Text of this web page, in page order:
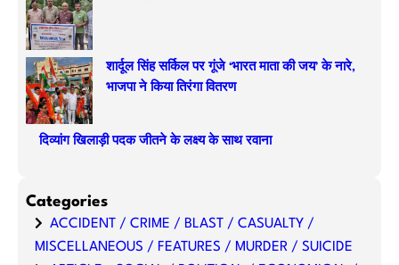
शार्दूल सिंह सर्किल पर गूंजे ‘भारत माता की जय’ के नारे,
भाजपा ने किया तिरंगा वितरण
दिव्यांग खिलाड़ी पदक जीतने के लक्ष्य के साथ रवाना
Categories
ACCIDENT / CRIME / BLAST / CASUALTY /
MISCELLANEOUS / FEATURES / MURDER / SUICIDE